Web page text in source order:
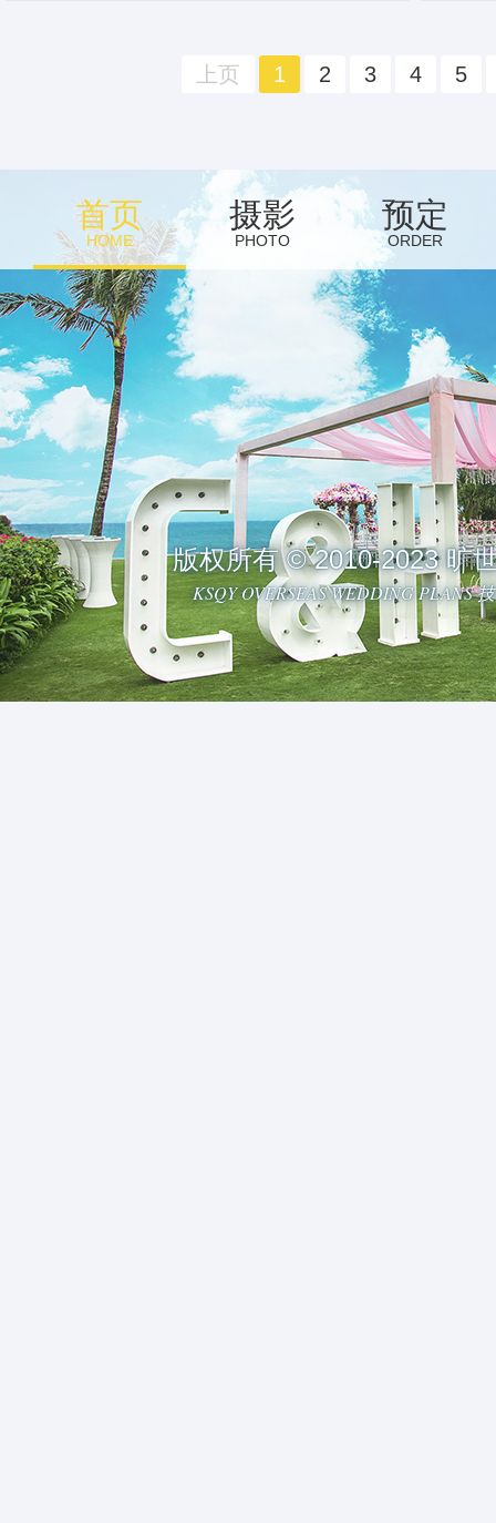
上页 1 2 3 4 5
首页
HOME
摄影
PHOTO
预定
ORDER
版权所有 © 2010-2023 旷
KSQY OVERSEAS WEDDING PLANS